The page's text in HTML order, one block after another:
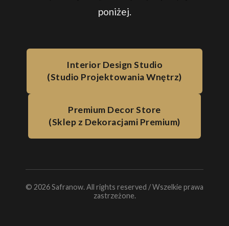
poniżej.
Interior Design Studio
(Studio Projektowania Wnętrz)
Premium Decor Store
(Sklep z Dekoracjami Premium)
© 2026Safranow. All rights reserved / Wszelkie prawa
zastrzeżone.